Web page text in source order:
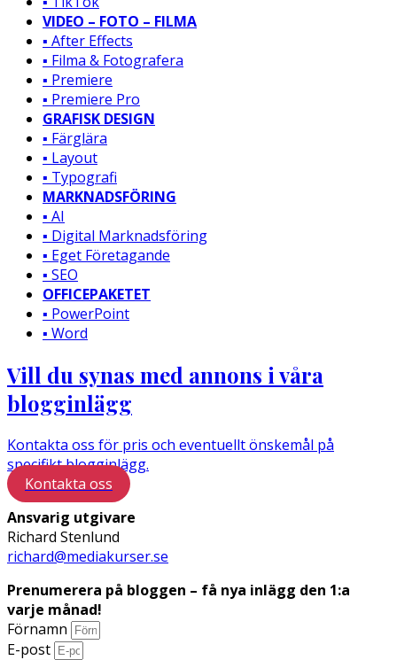
VIDEO – FOTO – FILMA
▪️ After Effects
▪️ Filma & Fotografera
▪️ Premiere
▪️ Premiere Pro
GRAFISK DESIGN
▪️ Färglära
▪️ Layout
▪️ Typografi
MARKNADSFÖRING
▪️ AI
▪️ Digital Marknadsföring
▪️ Eget Företagande
▪️ SEO
OFFICEPAKETET
▪️ PowerPoint
▪️ Word
Vill du synas med annons i våra
blogginlägg
Kontakta oss för pris och eventuellt önskemål på
specifikt blogginlägg.
Kontakta oss
Ansvarig utgivare
Richard Stenlund
richard@mediakurser.se
Prenumerera på bloggen – få nya inlägg den 1:a
varje månad!
Förnamn
E-post